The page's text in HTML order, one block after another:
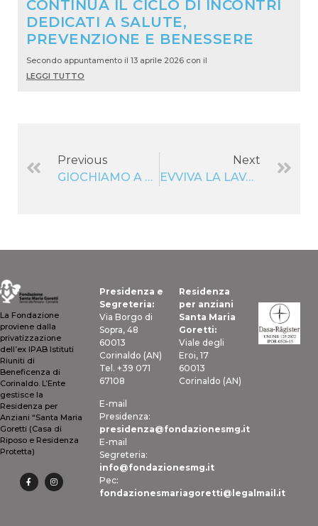
CONTINUA IL CICLO DI INCONTRI
DEDICATI A SALUTE,
PREVENZIONE E BENESSERE
Secondo appuntamento il 13 aprile 2026 con il
LEGGI TUTTO
Previous
GIOCHIAMO A FILA A TRE
Next
EVVIVA LA LAVANDA!
La Fondazione
proviene dalla
privatizzazione
dell’ex IPAB Istituti
Riuniti di
Beneficenza di
Corinaldo. L’Ente
gestisce la
Residenza per
Anziani “Santa Maria
Goretti (Casa di
Riposo e Residenza
Protetta)
Presidenza e
Segreteria:
Via Borgo di
Sopra, 48
60013
Corinaldo (AN)
Tel. +39 071
67108
E-mail
Presidenza:
presidenza@fondazionesmg.it
E-mail
Segreteria:
info@fondazionesmg.it
Pec:
fondazionesmariagoretti@legalmail.it
Residenza
per anziani
Santa Maria
Goretti:
Viale degli
Eroi, 17
60013
Corinaldo (AN)